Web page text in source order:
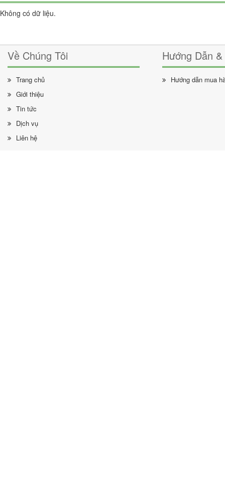
Không có dữ liệu.
Về Chúng Tôi
Trang chủ
Giới thiệu
Tin tức
Dịch vụ
Liên hệ
Hướng Dẫn
Hướng dẫn mua